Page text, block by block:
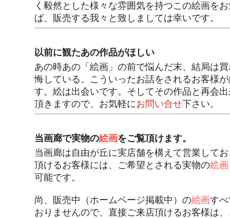
く毅然とした様々な雰囲気を持つこの絵画を
ば、販売する我々と致しましては幸いです。
以前に観たあの作品がほしい
あの時あの「絵画」の前で悩んだ末、結局は
悔している。こういったお話をされるお客様
す。絵は出会いです。そしてその作品と再会
頂きますので、お気軽にお問い合せ下さい。
当画廊で実物の絵画をご覧頂けます。
当画廊は自由が丘に実店舗を構えて営業して
頂けるお客様には、ご希望とされる実物の絵画
可能です。
尚、販売中（ホームページ掲載中）の絵画す
おりませんので、直接ご来店頂けるお客様は